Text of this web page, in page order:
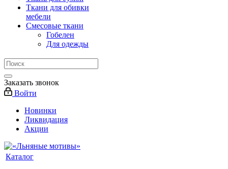
Ткани для обивки
мебели
Смесовые ткани
Гобелен
Для одежды
Заказать звонок
Войти
Новинки
Ликвидация
Акции
Каталог